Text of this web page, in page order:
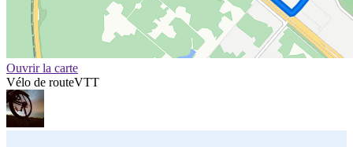
Ouvrir la carte
Vélo de routeVTT